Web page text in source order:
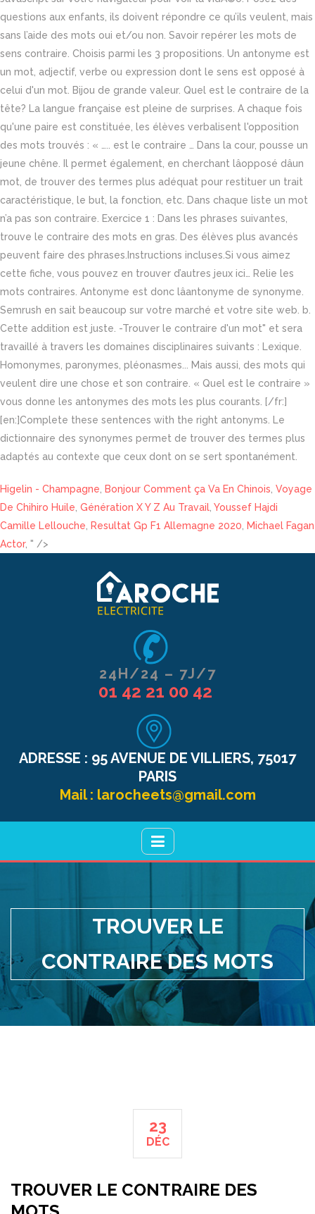
questions aux enfants, ils doivent répondre ce qu’ils veulent, mais
sans l’aide des mots oui et/ou non. Savoir repérer les mots de
sens contraire. Choisis parmi les 3 propositions. Un antonyme est
un mot, adjectif, verbe ou expression dont le sens est opposé à
celui d'un mot. Bijou de grande valeur. Quel est le contraire de la
tête? La langue française est pleine de surprises. A chaque fois
qu'une paire est constituée, les élèves verbalisent l'opposition
des mots trouvés : « ….. est le contraire … Dans la cour, pousse un
jeune chêne. Il permet également, en cherchant lâopposé dâun
mot, de trouver des termes plus adéquat pour restituer un trait
caractéristique, le but, la fonction, etc. Dans chaque liste un mot
n’a pas son contraire. Exercice 1 : Dans les phrases suivantes,
trouve le contraire des mots en gras. Des élèves plus avancés
peuvent faire des phrases.Instructions incluses.Si vous aimez
cette fiche, vous pouvez en trouver d’autres jeux ici… Relie les
mots contraires. Antonyme est donc lâantonyme de synonyme.
Semrush en sait beaucoup sur votre marché et votre site web. b.
Cette addition est juste. -Trouver le contraire d'un mot" et sera
travaillé à travers les domaines disciplinaires suivants : Lexique.
Homonymes, paronymes, pléonasmes... Mais aussi, des mots qui
veulent dire une chose et son contraire. « Quel est le contraire »
vous donne les antonymes des mots les plus courants. [/fr:]
[en:]Complete these sentences with the right antonyms. Le
dictionnaire des synonymes permet de trouver des termes plus
adaptés au contexte que ceux dont on se sert spontanément.
Higelin - Champagne Bonjour Comment ça Va En Chinois Voyage
De Chihiro Huile Génération X Y Z Au Travail Youssef Hajdi
Camille Lellouche
Resultat Gp F1 Allemagne 2020
Michael Fagan
Actor, " />
24H/24 – 7J/7
01 42 21 00 42
ADRESSE : 95 AVENUE DE VILLIERS, 75017
PARIS
Mail : larocheets@gmail.com
TROUVER LE
CONTRAIRE DES MOTS
23
DÉC
TROUVER LE CONTRAIRE DES